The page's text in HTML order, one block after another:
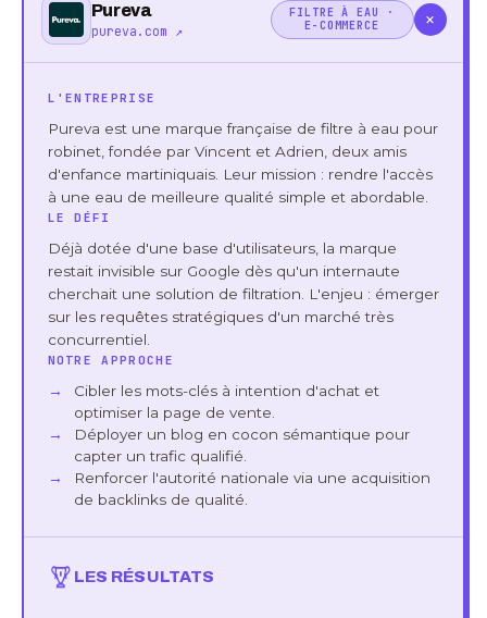
Pureva
pureva.com ↗
FILTRE À EAU ·
E-COMMERCE
+
L'ENTREPRISE
Pureva est une marque française de filtre à eau pour
robinet, fondée par Vincent et Adrien, deux amis
d'enfance martiniquais. Leur mission : rendre l'accès
à une eau de meilleure qualité simple et abordable.
LE DÉFI
Déjà dotée d'une base d'utilisateurs, la marque
restait invisible sur Google dès qu'un internaute
cherchait une solution de filtration. L'enjeu : émerger
sur les requêtes stratégiques d'un marché très
concurrentiel.
NOTRE APPROCHE
Cibler les mots-clés à intention d'achat et
optimiser la page de vente.
Déployer un blog en cocon sémantique pour
capter un trafic qualifié.
Renforcer l'autorité nationale via une acquisition
de backlinks de qualité.
LES RÉSULTATS